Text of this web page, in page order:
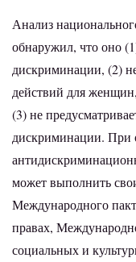
Анализ
обнаружил, что оно
дискриминации, (2)
действий для
(3) не
дискриминации. При
может выполнить
Международного
правах,
социальных и